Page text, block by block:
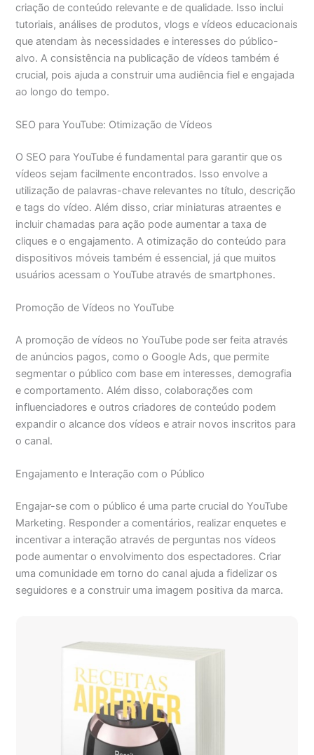
criação de conteúdo relevante e de qualidade. Isso inclui
tutoriais, análises de produtos, vlogs e vídeos educacionais
que atendam às necessidades e interesses do público-
alvo. A consistência na publicação de vídeos também é
crucial, pois ajuda a construir uma audiência fiel e engajada
ao longo do tempo.
SEO para YouTube: Otimização de Vídeos
O SEO para YouTube é fundamental para garantir que os
vídeos sejam facilmente encontrados. Isso envolve a
utilização de palavras-chave relevantes no título, descrição
e tags do vídeo. Além disso, criar miniaturas atraentes e
incluir chamadas para ação pode aumentar a taxa de
cliques e o engajamento. A otimização do conteúdo para
dispositivos móveis também é essencial, já que muitos
usuários acessam o YouTube através de smartphones.
Promoção de Vídeos no YouTube
A promoção de vídeos no YouTube pode ser feita através
de anúncios pagos, como o Google Ads, que permite
segmentar o público com base em interesses, demografia
e comportamento. Além disso, colaborações com
influenciadores e outros criadores de conteúdo podem
expandir o alcance dos vídeos e atrair novos inscritos para
o canal.
Engajamento e Interação com o Público
Engajar-se com o público é uma parte crucial do YouTube
Marketing. Responder a comentários, realizar enquetes e
incentivar a interação através de perguntas nos vídeos
pode aumentar o envolvimento dos espectadores. Criar
uma comunidade em torno do canal ajuda a fidelizar os
seguidores e a construir uma imagem positiva da marca.